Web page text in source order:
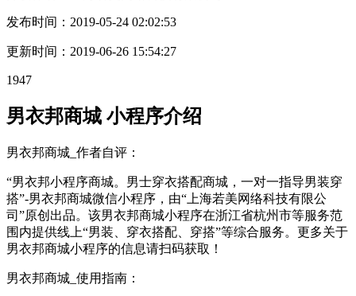
发布时间： 2019-05-24 02:02:53
更新时间： 2019-06-26 15:54:27
1947
男衣邦商城 小程序介绍
男衣邦商城_作者自评：
“男衣邦小程序商城。男士穿衣搭配商城，一对一指导男装穿
搭”-男衣邦商城微信小程序，由“上海若美网络科技有限公
司”原创出品。该男衣邦商城小程序在浙江省杭州市等服务范
围内提供线上“男装、穿衣搭配、穿搭”等综合服务。更多关于
男衣邦商城小程序的信息请扫码获取！
男衣邦商城_使用指南：